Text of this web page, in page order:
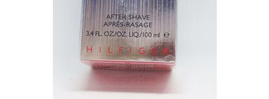
Doppelt antippen zum
vergrößern